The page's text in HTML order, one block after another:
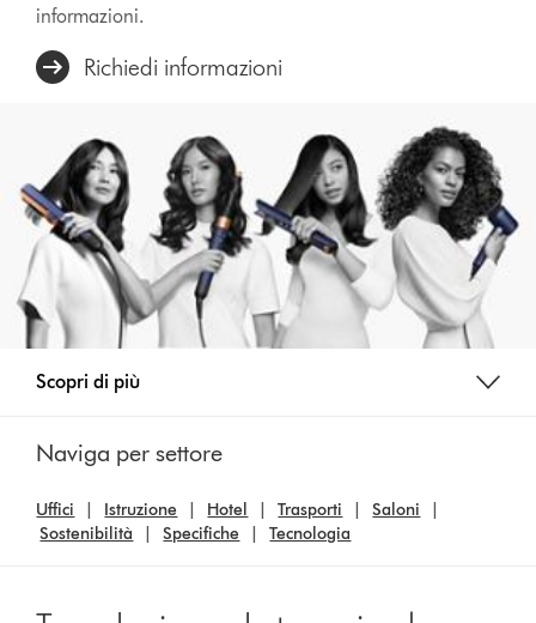
informazioni.
Richiedi informazioni
Scopri di più
Naviga per settore
Uffici Istruzione Hotel |Trasporti |Saloni
Sostenibilità |Specifiche |Tecnologia